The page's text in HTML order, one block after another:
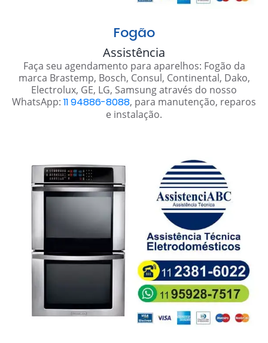
Fogão
Assistência
Faça seu agendamento para aparelhos: Fogão da
marca Brastemp, Bosch, Consul, Continental, Dako,
Electrolux, GE, LG, Samsung através do nosso
WhatsApp: 11 94886-8088, para manutenção, reparos
e instalação.